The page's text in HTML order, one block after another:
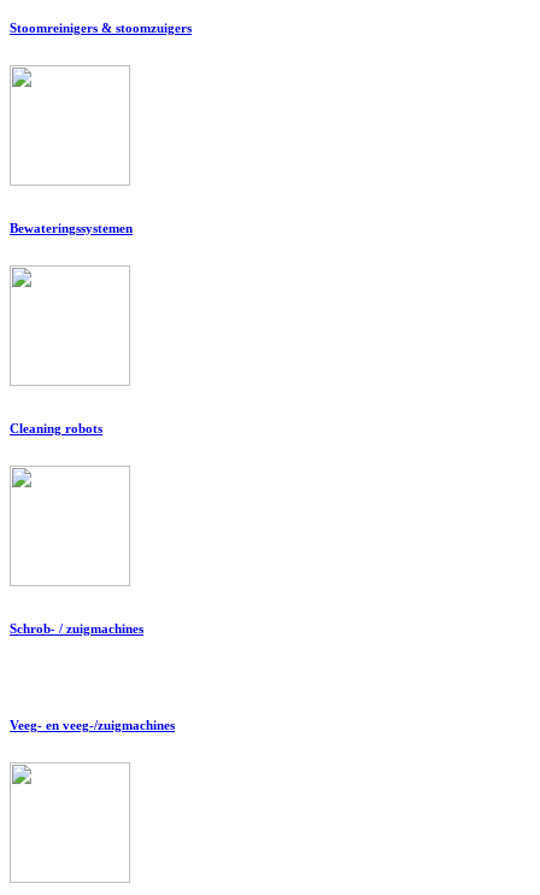
Stoomreinigers & stoomzuigers
Bewateringssystemen
Cleaning robots
Schrob- / zuigmachines
Veeg- en veeg-/zuigmachines